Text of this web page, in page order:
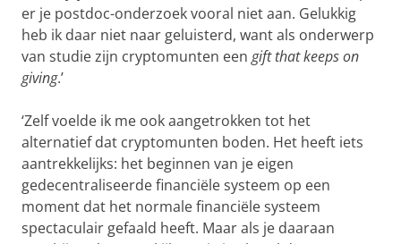
er je postdoc-onderzoek vooral niet aan. Gelukkig
heb ik daar niet naar geluisterd, want als onderwerp
van studie zijn cryptomunten een gift that keeps on
giving.’
‘Zelf voelde ik me ook aangetrokken tot het
alternatief dat cryptomunten boden. Het heeft iets
aantrekkelijks: het beginnen van je eigen
gedecentraliseerde financiële systeem op een
moment dat het normale financiële systeem
spectaculair gefaald heeft. Maar als je daaraan